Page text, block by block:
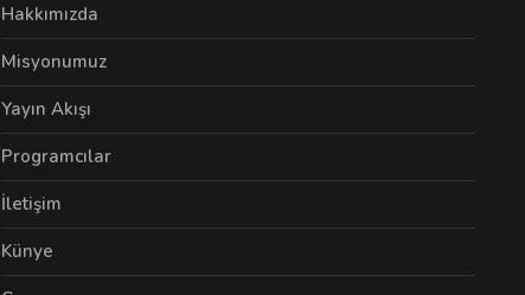
Hakkımızda
Misyonumuz
Yayın Akışı
Programcılar
İletişim
Künye